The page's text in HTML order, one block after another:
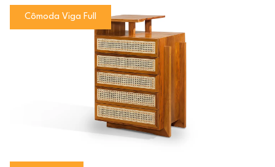
Cômoda Viga Full